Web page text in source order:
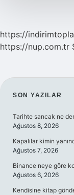
https://
https://nup.com.tr
SON YAZILAR
Tarihte sancak ne
Ağustos 8, 2026
Kapalılar kimin
Ağustos 7, 2026
Binance neye göre
Ağustos 6, 2026
Kendisine kitap